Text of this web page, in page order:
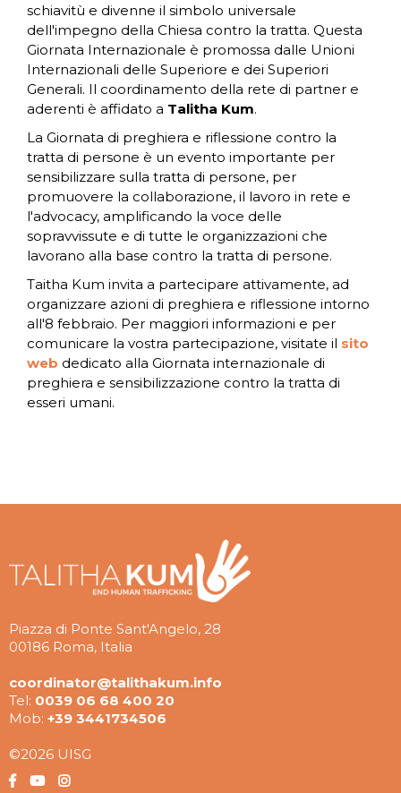
schiavitù e divenne il simbolo universale
dell'impegno della Chiesa contro la tratta. Questa
Giornata Internazionale è promossa dalle Unioni
Internazionali delle Superiore e dei Superiori
Generali. Il coordinamento della rete di partner e
aderenti è affidato a Talitha Kum.
La Giornata di preghiera e riflessione contro la
tratta di persone è un evento importante per
sensibilizzare sulla tratta di persone, per
promuovere la collaborazione, il lavoro in rete e
l'advocacy, amplificando la voce delle
sopravvissute e di tutte le organizzazioni che
lavorano alla base contro la tratta di persone.
Taitha Kum invita a partecipare attivamente, ad
organizzare azioni di preghiera e riflessione intorno
all'8 febbraio. Per maggiori informazioni e per
comunicare la vostra partecipazione, visitate il sito
web dedicato alla Giornata internazionale di
preghiera e sensibilizzazione contro la tratta di
esseri umani.
Piazza di Ponte Sant'Angelo, 28
00186 Roma, Italia
coordinator@talithakum.info
Tel: 0039 06 68 400 20
Mob: +39 3441734506
©2026 UISG